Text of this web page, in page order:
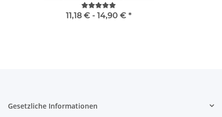
11,18 € - 14,90 € *
Gesetzliche Informationen